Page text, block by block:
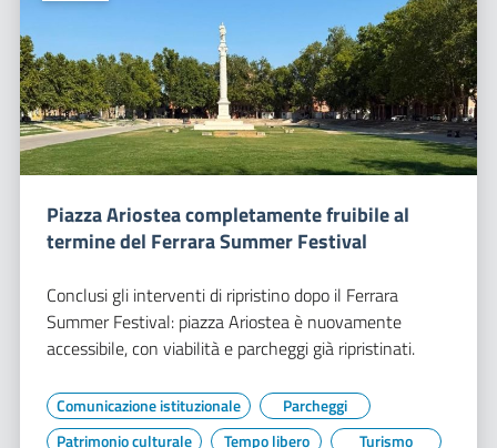
Piazza Ariostea completamente fruibile al
termine del Ferrara Summer Festival
Conclusi gli interventi di ripristino dopo il Ferrara
Summer Festival: piazza Ariostea è nuovamente
accessibile, con viabilità e parcheggi già ripristinati.
Comunicazione istituzionale
Parcheggi
Patrimonio culturale
Tempo libero Turismo